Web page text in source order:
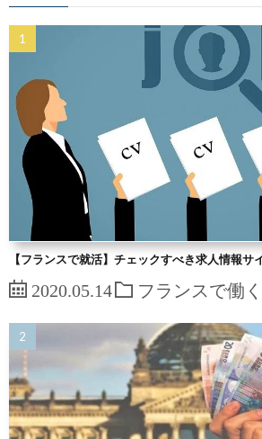
【フランスで就活】チェックすべき求人情報サ
2020.05.14 フランスで働く